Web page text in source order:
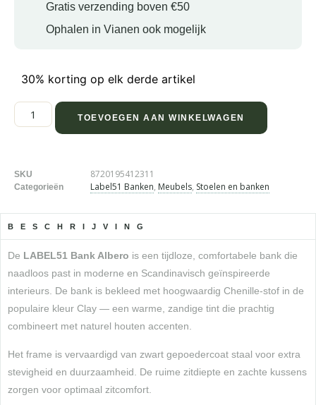
Gratis verzending boven €50
Ophalen in Vianen ook mogelijk
30% korting op elk derde artikel
TOEVOEGEN AAN WINKELWAGEN
SKU 8720195412311
Categorieën Label51 Banken, Meubels, Stoelen en banken
BESCHRIJVING
De LABEL51 Bank Albero is een tijdloze, comfortabele bank die
naadloos past in moderne en Scandinavisch geïnspireerde
interieurs. De bank is bekleed met hoogwaardig Chenille-stof in de
populaire kleur Clay — een warme, zandige tint die prachtig
combineert met naturel houten accenten.
Het frame is vervaardigd van zwart gepoedercoat staal voor extra
stevigheid en duurzaamheid. De ruime zitdiepte en zachte kussens
zorgen voor optimaal zitcomfort.